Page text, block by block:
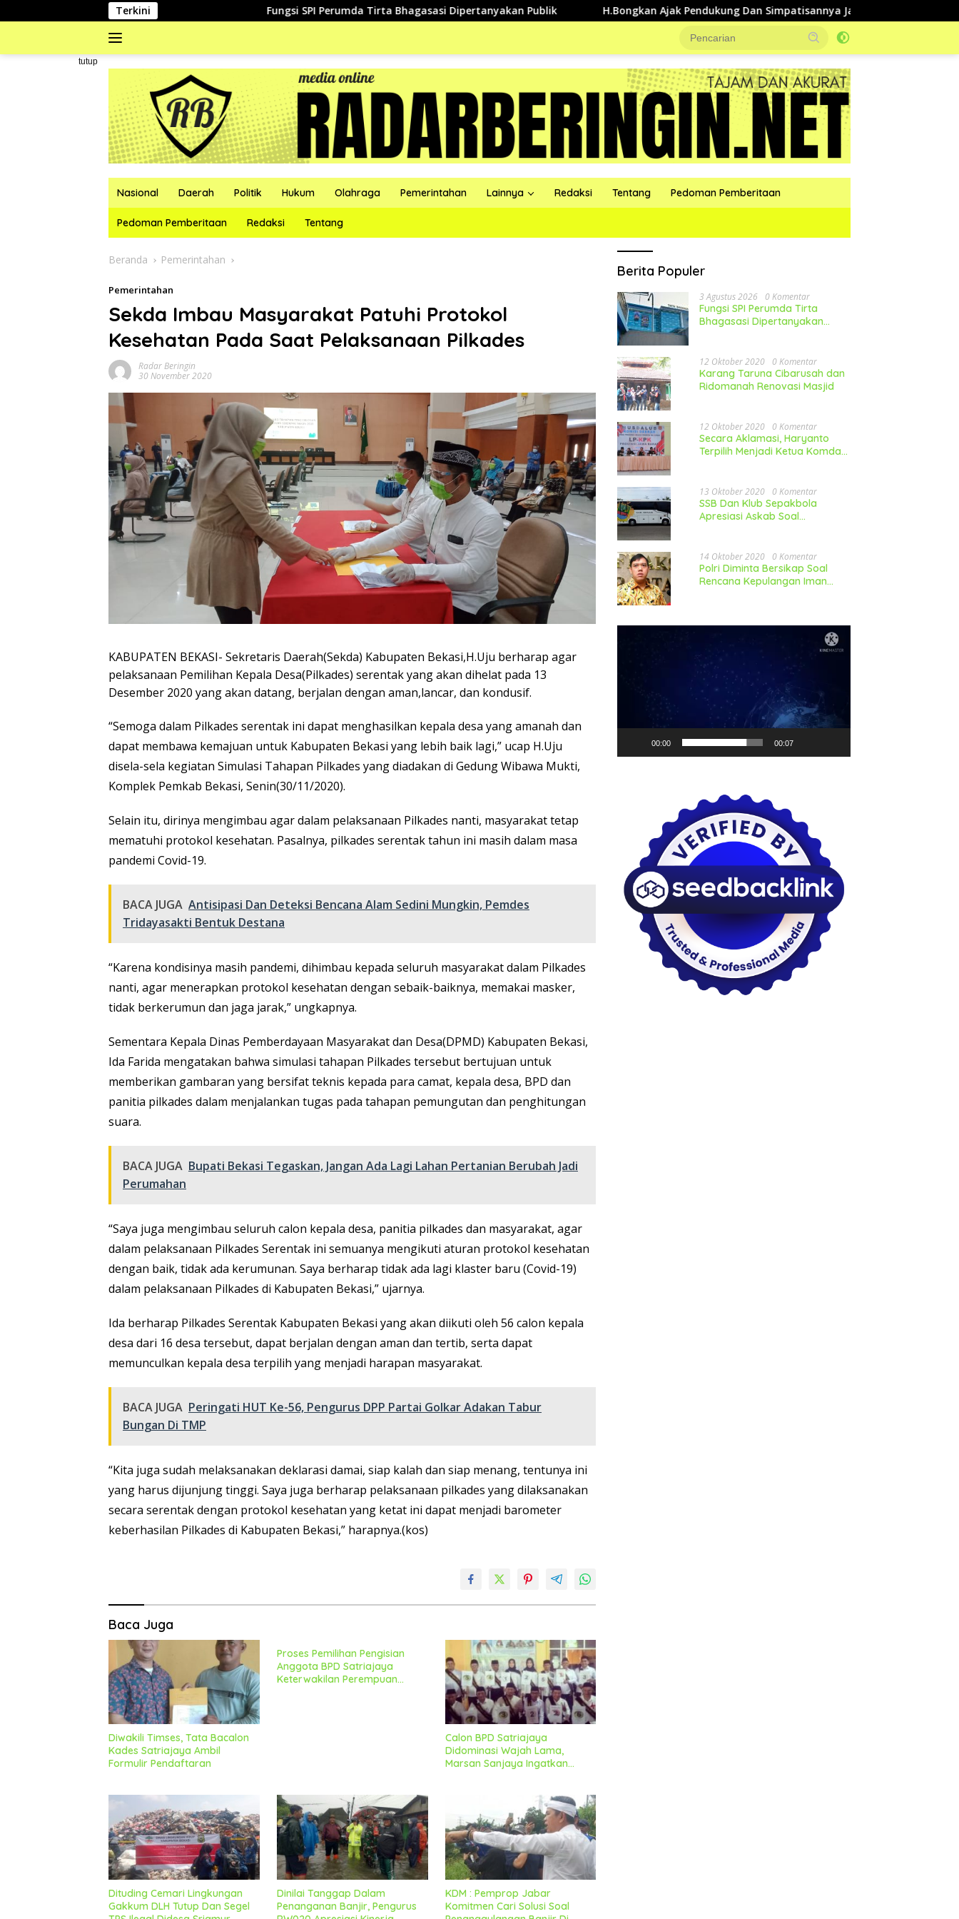
ke
Terkini Fungsi SPI Perumda Tirta Bhagasasi Dipertanyakan Publik H.Bongkan Ajak Pendukung Dan Simpatisannya Jaga Kondusifitas Selama Pilkades
tutup#
Nasional Daerah Politik Hukum Olahraga Pemerintahan Lainnya Redaksi Tentang Pedoman Pemberitaan
Pedoman Pemberitaan Redaksi Tentang
Beranda Pemerintahan
Pemerintahan
Sekda Imbau Masyarakat Patuhi Protokol
Kesehatan Pada Saat Pelaksanaan Pilkades
Radar Beringin
30 November 2020
KABUPATEN BEKASI- Sekretaris Daerah(Sekda) Kabupaten Bekasi,H.Uju berharap agar
pelaksanaan Pemilihan Kepala Desa(Pilkades) serentak yang akan dihelat pada 13
Desember 2020 yang akan datang, berjalan dengan aman,lancar, dan kondusif.
“Semoga dalam Pilkades serentak ini dapat menghasilkan kepala desa yang amanah dan
dapat membawa kemajuan untuk Kabupaten Bekasi yang lebih baik lagi,” ucap H.Uju
disela-sela kegiatan Simulasi Tahapan Pilkades yang diadakan di Gedung Wibawa Mukti,
Komplek Pemkab Bekasi, Senin(30/11/2020).
Selain itu, dirinya mengimbau agar dalam pelaksanaan Pilkades nanti, masyarakat tetap
mematuhi protokol kesehatan. Pasalnya, pilkades serentak tahun ini masih dalam masa
pandemi Covid-19.
BACA JUGA Antisipasi Dan Deteksi Bencana Alam Sedini Mungkin, Pemdes
Tridayasakti Bentuk Destana
“Karena kondisinya masih pandemi, dihimbau kepada seluruh masyarakat dalam Pilkades
nanti, agar menerapkan protokol kesehatan dengan sebaik-baiknya, memakai masker,
tidak berkerumun dan jaga jarak,” ungkapnya.
Sementara Kepala Dinas Pemberdayaan Masyarakat dan Desa(DPMD) Kabupaten Bekasi,
Ida Farida mengatakan bahwa simulasi tahapan Pilkades tersebut bertujuan untuk
memberikan gambaran yang bersifat teknis kepada para camat, kepala desa, BPD dan
panitia pilkades dalam menjalankan tugas pada tahapan pemungutan dan penghitungan
suara.
BACA JUGA Bupati Bekasi Tegaskan, Jangan Ada Lagi Lahan Pertanian Berubah Jadi
Perumahan
“Saya juga mengimbau seluruh calon kepala desa, panitia pilkades dan masyarakat, agar
dalam pelaksanaan Pilkades Serentak ini semuanya mengikuti aturan protokol kesehatan
dengan baik, tidak ada kerumunan. Saya berharap tidak ada lagi klaster baru (Covid-19)
dalam pelaksanaan Pilkades di Kabupaten Bekasi,” ujarnya.
Ida berharap Pilkades Serentak Kabupaten Bekasi yang akan diikuti oleh 56 calon kepala
desa dari 16 desa tersebut, dapat berjalan dengan aman dan tertib, serta dapat
memunculkan kepala desa terpilih yang menjadi harapan masyarakat.
BACA JUGA Peringati HUT Ke-56, Pengurus DPP Partai Golkar Adakan Tabur
Bungan Di TMP
“Kita juga sudah melaksanakan deklarasi damai, siap kalah dan siap menang, tentunya ini
yang harus dijunjung tinggi. Saya juga berharap pelaksanaan pilkades yang dilaksanakan
secara serentak dengan protokol kesehatan yang ketat ini dapat menjadi barometer
keberhasilan Pilkades di Kabupaten Bekasi,” harapnya.(kos)
Baca Juga
Diwakili Timses, Tata Bacalon
Kades Satriajaya Ambil
Formulir Pendaftaran
Proses Pemilihan Pengisian
Anggota BPD Satriajaya
Keterwakilan Perempuan
Calon BPD Satriajaya
Didominasi Wajah Lama,
Marsan Sanjaya Ingatkan
Dituding Cemari Lingkungan
Gakkum DLH Tutup Dan Segel
Dinilai Tanggap Dalam
Penanganan Banjir, Pengurus
KDM : Pemprop Jabar
Komitmen Cari Solusi Soal
Berita Populer
3 Agustus 2026 0 Komentar
Fungsi SPI Perumda Tirta
Bhagasasi Dipertanyakan
12 Oktober 2020 0 Komentar
Karang Taruna Cibarusah dan
Ridomanah Renovasi Masjid
12 Oktober 2020 0 Komentar
Secara Aklamasi, Haryanto
Terpilih Menjadi Ketua Komda
13 Oktober 2020 0 Komentar
SSB Dan Klub Sepakbola
Apresiasi Askab Soal
14 Oktober 2020 0 Komentar
Polri Diminta Bersikap Soal
Rencana Kepulangan Iman
00:00 00:07